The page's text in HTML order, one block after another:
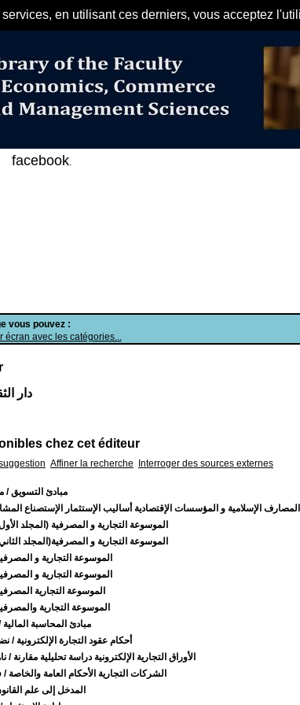
en utilisant ces derniers, vous acceptez
مرحبا بكم في الفهرس
vous pouvez :
avec les catégories...
دار
chez cet éditeur
Affiner la recherche Interroger des sources externes
مبادئ التسويق/
المصارف الإسلامية و المؤسسات الإقتصادية أساليب الإستثمار الإستصناع
الموسوعة التجارية و المصرفية (المجلد
الموسوعة التجارية و المصرفية(المجلد
الموسوعة التجارية و
الموسوعة التجارية و
الموسوعة التجارية
الموسوعة التجارية
مبادئ المحاسبة المالية
أحكام عقود التجارة الإلكترونية /
الأوراق التجارية الإلكترونية دراسة تحليلية مقارنة /
الشركات التجارية الأحكام العامة والخاصة /
المدخل إلى علم
facebook.